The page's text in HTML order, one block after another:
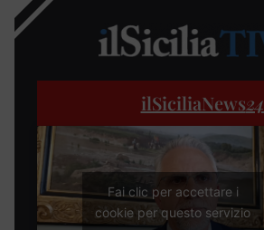
ilSiciliaNews24
Fai clic per accettare i
cookie per questo servizio